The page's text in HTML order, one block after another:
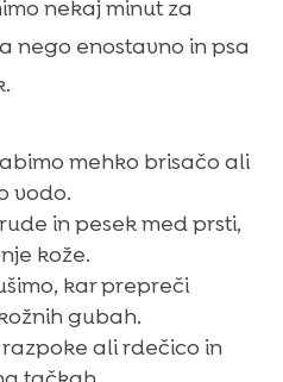
nekaj minut za
nego enostavno in psa
mehko brisačo ali
vodo.
in pesek med prsti,
kože.
kar prepreči
gubah.
ali rdečico in